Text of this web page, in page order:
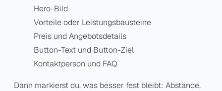
Hero-Bild
Vorteile oder Leistungsbausteine
Preis und Angebotsdetails
Button-Text und Button-Ziel
Kontaktperson und FAQ
Dann markierst du, was besser fest bleibt: Abstände,